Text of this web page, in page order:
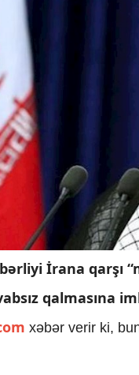
İrana qarşı
qalmasına
xəbər verir ki,